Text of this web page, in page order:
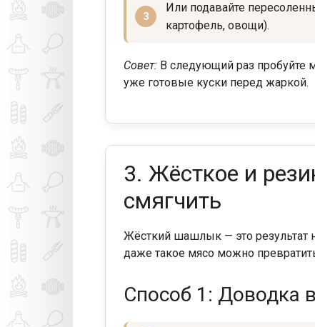
Или подавайте
картофель, овощи).
Совет: В следующий раз пробуйте
уже готовые куски перед жаркой.
3. Жёсткое и
смягчить
Жёсткий шашлык — это результат
даже такое мясо можно
Способ 1: Доводка